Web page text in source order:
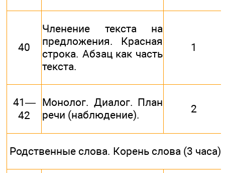
40
Членение текста на
предложения. Красная
строка. Абзац как часть
текста.
1
41—
42
Монолог. Диалог. План
речи (наблюдение).
2
Родственные слова. Корень слова (3 часа)